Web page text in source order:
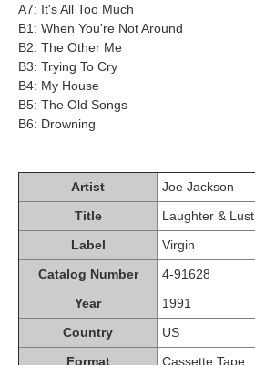
A7: It's All Too Much
B1: When You're Not Around
B2: The Other Me
B3: Trying To Cry
B4: My House
B5: The Old Songs
B6: Drowning
Artist
Joe Jackson
Title
Laughter & Lust
Label
Virgin
Catalog Number
4-91628
Year
1991
Country
US
Format
Cassette Tape